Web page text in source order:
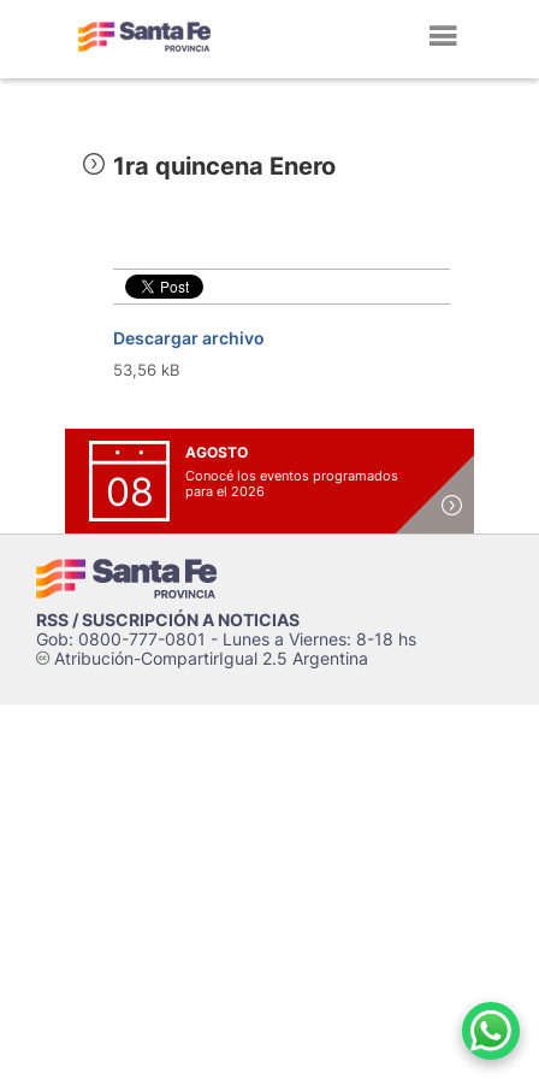
1ra quincena Enero
Descargar archivo
53,56 kB
08
AGOSTO
Conocé los eventos programados
para el 2026
RSS / SUSCRIPCIÓN A NOTICIAS
Gob: 0800-777-0801 - Lunes a Viernes: 8-18 hs
cAtribución-CompartirIgual 2.5 Argentina